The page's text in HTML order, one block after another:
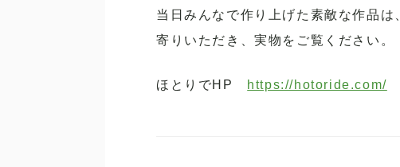
当日みんなで作り上げた素敵な作品
寄りいただき、実物をご覧ください。
ほとりでHP https://hotoride.com/